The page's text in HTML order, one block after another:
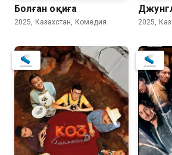
Болған оқиға
2025, Казахстан, Комедия 2025,